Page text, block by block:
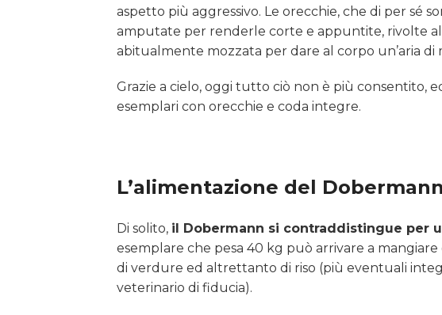
aspetto più aggressivo. Le orecchie, che di per sé
amputate per renderle corte e appuntite, rivolte
abitualmente mozzata per dare al corpo un’aria di
Grazie a cielo, oggi tutto ciò non è più consentito,
esemplari con orecchie e coda integre.
L’alimentazione del Dobermann
Di solito, il Dobermann si contraddistingue per
esemplare che pesa 40 kg può arrivare a
di verdure ed altrettanto di riso (più eventuali
veterinario di fiducia).